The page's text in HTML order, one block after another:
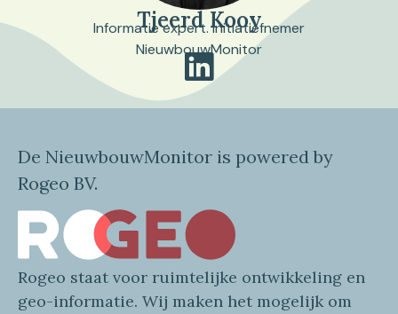
Tjeerd Kooy
Informatie expert. Initiatiefnemer
NieuwbouwMonitor
De NieuwbouwMonitor is powered by
Rogeo BV.
Rogeo staat voor ruimtelijke ontwikkeling en
geo-informatie. Wij maken het mogelijk om